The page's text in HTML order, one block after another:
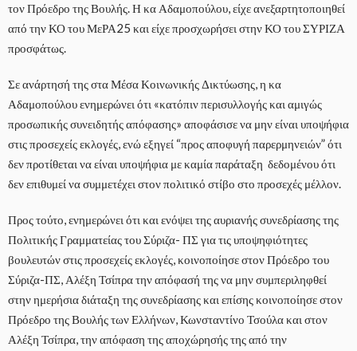
τον Πρόεδρο της Βουλής. Η κα Αδαμοπούλου, είχε ανεξαρτητοποιηθεί
από την ΚΟ του ΜεΡΑ25 και είχε προσχωρήσει στην ΚΟ του ΣΥΡΙΖΑ
προσφάτως.
Σε ανάρτησή της στα Μέσα Κοινωνικής Δικτύωσης, η κα
Αδαμοπούλου ενημερώνει ότι «κατόπιν περισυλλογής και αμιγώς
προσωπικής συνειδητής απόφασης» αποφάσισε να μην είναι υποψήφια
στις προσεχείς εκλογές, ενώ εξηγεί “προς αποφυγή παρερμηνειών” ότι
δεν προτίθεται να είναι υποψήφια με καμία παράταξη δεδομένου ότι
δεν επιθυμεί να συμμετέχει στον πολιτικό στίβο στο προσεχές μέλλον.
Προς τούτο, ενημερώνει ότι και ενόψει της αυριανής συνεδρίασης της
Πολιτικής Γραμματείας του Σύριζα- ΠΣ για τις υποψηφιότητες
βουλευτών στις προσεχείς εκλογές, κοινοποίησε στον Πρόεδρο του
Σύριζα-ΠΣ, Αλέξη Τσίπρα την απόφασή της να μην συμπεριληφθεί
στην ημερήσια διάταξη της συνεδρίασης και επίσης κοινοποίησε στον
Πρόεδρο της Βουλής των Ελλήνων, Κωνσταντίνο Τσούλα και στον
Αλέξη Τσίπρα, την απόφαση της αποχώρησής της από την